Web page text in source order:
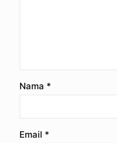
Nama *
Email *